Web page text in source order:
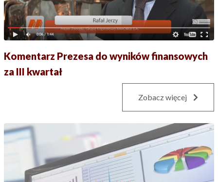
Komentarz Prezesa do wyników finansowych
za III kwartał
Zobacz więcej